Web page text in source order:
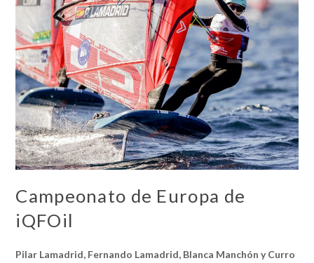
Campeonato de Europa de
iQFOil
Pilar Lamadrid, Fernando Lamadrid, Blanca Manchón y Curro